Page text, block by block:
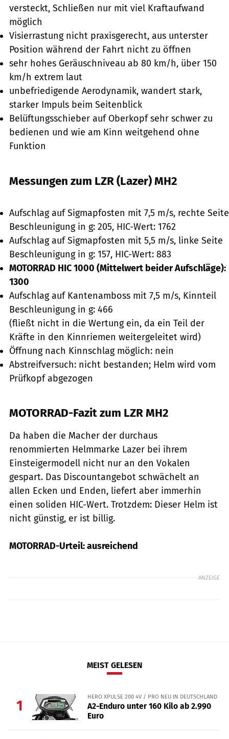
versteckt, Schließen nur mit viel Kraftaufwand
möglich
Visierrastung nicht praxisgerecht, aus unterster
Position während der Fahrt nicht zu öffnen
sehr hohes Geräuschniveau ab 80 km/h, über 150
km/h extrem laut
unbefriedigende Aerodynamik, wandert stark,
starker Impuls beim Seitenblick
Belüftungsschieber auf Oberkopf sehr schwer zu
bedienen und wie am Kinn weitgehend ohne
Funktion
Messungen zum LZR (Lazer) MH2
Aufschlag auf Sigmapfosten mit 7,5 m/s, rechte Seite
Beschleunigung in g: 205, HIC-Wert: 1762
Aufschlag auf Sigmapfosten mit 5,5 m/s, linke Seite
Beschleunigung in g: 157, HIC-Wert: 883
MOTORRAD HIC 1000 (Mittelwert beider Aufschläge):
1300
Aufschlag auf Kantenamboss mit 7,5 m/s, Kinnteil
Beschleunigung in g: 466
(fließt nicht in die Wertung ein, da ein Teil der
Kräfte in den Kinnriemen weitergeleitet wird)
Öffnung nach Kinnschlag möglich: nein
Abstreifversuch: nicht bestanden; Helm wird vom
Prüfkopf abgezogen
MOTORRAD-Fazit zum LZR MH2
Da haben die Macher der durchaus
renommierten Helmmarke Lazer bei ihrem
Einsteigermodell nicht nur an den Vokalen
gespart. Das Discountangebot schwächelt an
allen Ecken und Enden, liefert aber immerhin
einen soliden HIC-Wert. Trotzdem: Dieser Helm ist
nicht günstig, er ist billig.
MOTORRAD-Urteil: ausreichend
ANZEIGE
MEIST GELESEN
1
HERO XPULSE 200 4V / PRO NEU IN DEUTSCHLAND
A2-Enduro unter 160 Kilo ab 2.990
Euro